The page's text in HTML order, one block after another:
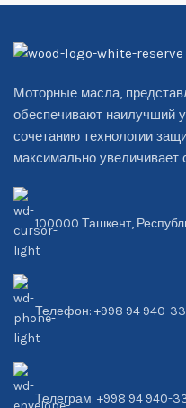
Моторные масла,
обеспечивают наилучший
сочетанию технологии
максимально увеличивает
100000 Ташкент,
Телефон: +998 94 940-
Телеграм: +998 94 940-